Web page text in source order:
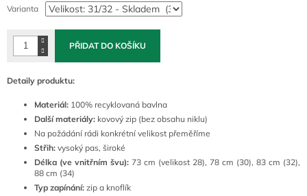
cena:
Varianta
PŘIDAT DO KOŠÍKU
Detaily produktu:
Materiál: 100% recyklovaná bavlna
Další materiály: kovový zip (bez obsahu niklu)
Na požádání rádi konkrétní velikost přeměříme
Střih: vysoký pas, široké
Délka (ve vnitřním švu): 73 cm (velikost 28), 78 cm (30), 83 cm (32),
88 cm (34)
Typ zapínání: zip a knoflík